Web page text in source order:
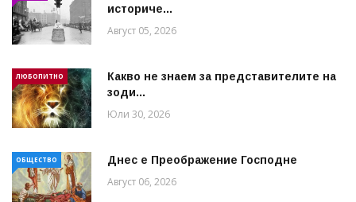
историче...
Август 05, 2026
ЛЮБОПИТНО
Какво не знаем за представителите на
зоди...
Юли 30, 2026
ОБЩЕСТВО Днес е Преображение Господне
Август 06, 2026